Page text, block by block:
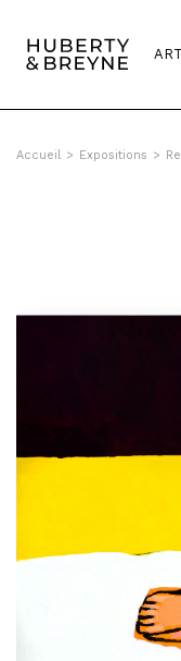
Accueil > Expositions >